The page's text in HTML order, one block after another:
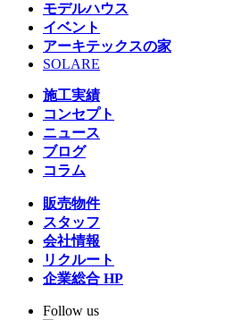
モデルハウス
イベント
アーキテックスの家
SOLARE
施工実績
コンセプト
ニュース
ブログ
コラム
販売物件
スタッフ
会社情報
リクルート
企業総合 HP
Follow us